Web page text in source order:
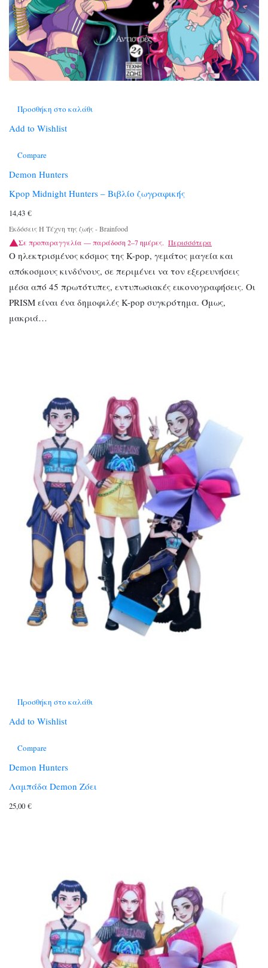
Προσθήκη στο καλάθι
Add to Wishlist
Compare
Demon Hunters
Kpop Midnight Hunters – Βιβλίο ζωγραφικής
14,43 €
Εκδόσεις Η Τέχνη της ζωής - Brainfood
Σε προπαραγγελία — παράδοση 2–7 ημέρες. Περισσότερα
Ο ηλεκτρισμένος κόσμος της K-pop, γεμάτος μαγεία και
απόκοσμους κινδύνους, σε περιμένει να τον εξερευνήσεις
μέσα από 45 πρωτότυπες, εντυπωσιακές εικονογραφήσεις. Οι
PRISM είναι ένα δημοφιλές K-pop συγκρότημα. Όμως,
μακριά…
Προσθήκη στο καλάθι
Add to Wishlist
Compare
Demon Hunters
Λαμπάδα Demon Ζόει
25,00 €